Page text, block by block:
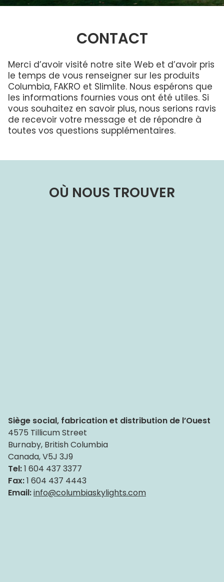
Columbia dans la communautéouvrant
lumière
Puits de
lumière
commerciaux
et
résidentiels
Puits de
Fenêtres de
toit et Puits
de lumière
pour toit
plat
Quelles dimensions?
Service et entretien
Garantie
Galerie
Développement durable
Technologie de maison intelligente
Programme D’Installateurs
Contact Pour Les Installateurs
Nouveaux distributeurs
Architecte professionnel 25% de réduction
Couleurs du cadre
Outils et ressources
Dimensions Standard
Commande De Dimensions Personnalisées
Commande De Dimensions Personnalisées
Questions Fréquentes
Technologie de maison intelligente
Puits de lumière sans fuites
Condensation
Comprendre les codes produits
Acrylique ou verre
CONTACT
Merci d’avoir visité notre site Web et d’avoir pris
le temps de vous renseigner sur les produits
Columbia, FAKRO et Slimlite. Nous espérons que
les informations fournies vous ont été utiles. Si
vous souhaitez en savoir plus, nous serions ravis
de recevoir votre message et de répondre à
toutes vos questions supplémentaires.
OÙ NOUS TROUVER
Siège social, fabrication et distribution de l’Ouest
4575 Tillicum Street
Burnaby, British Columbia
Canada, V5J 3J9
Tel:1 604 437 3377
Fax:1 604 437 4443
Email:info@columbiaskylights.com